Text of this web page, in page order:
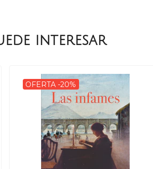
interesar
OFERTA -20%